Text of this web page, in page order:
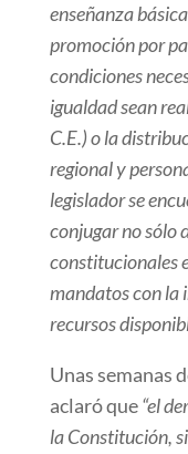
enseñanza
promoción por
condiciones
igualdad sean
C.E.) o la
regional y
legislador se
conjugar no sólo
constitucionales
mandatos con la
recursos
Unas semanas
aclaró que“el
la Constitución,